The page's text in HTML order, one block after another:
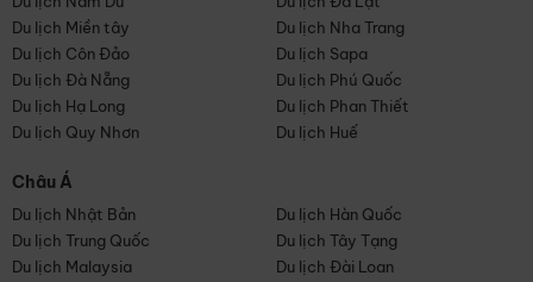
Du lịch Miền tây
Du lịch Nha Trang
Du lịch Côn Đảo
Du lịch Sapa
Du lịch Đà Nẵng
Du lịch Phú Quốc
Du lịch Hạ Long
Du lịch Phan Thiết
Du lịch Quy Nhơn
Du lịch Huế
Châu Á
Du lịch Nhật Bản
Du lịch Hàn Quốc
Du lịch Trung Quốc
Du lịch Tây Tạng
Du lịch Malaysia
Du lịch Đài Loan